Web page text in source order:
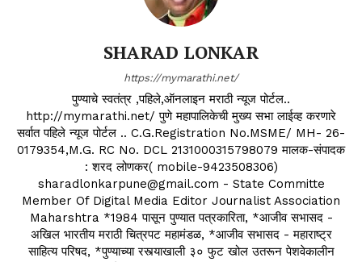
SHARAD LONKAR
https://mymarathi.net/
पुण्याचे स्वतंत्र ,पहिले,ऑनलाइन मराठी न्यूज पोर्टल..
http://mymarathi.net/ पुणे महापालिकेची मुख्य सभा लाईव्ह करणारे
सर्वात पहिले न्यूज पोर्टल .. C.G.Registration No.MSME/ MH- 26-
0179354,M.G. RC No. DCL 2131000315798079 मालक-संपादक
: शरद लोणकर( mobile-9423508306)
sharadlonkarpune@gmail.com - State Committe
Member Of Digital Media Editor Journalist Association
Maharshtra *1984 पासून पुण्यात पत्रकारिता, *आजीव सभासद -
अखिल भारतीय मराठी चित्रपट महामंडळ, *आजीव सभासद - महाराष्ट्र
साहित्य परिषद, *पुण्याच्या रस्त्याखाली ३० फुट खोल उतरून पेशवेकालीन